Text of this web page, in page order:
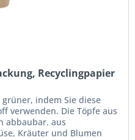
Recyclingpapier
indem Sie diese
verwenden. Die Töpfe aus
abbaubar. aus
Kräuter und Blumen